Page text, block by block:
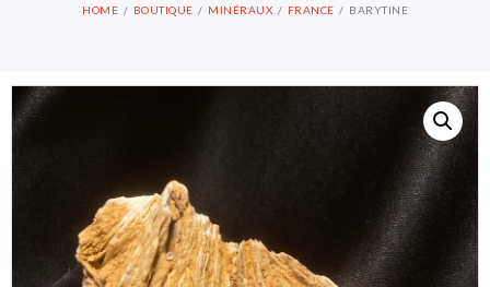
HOME BOUTIQUE MINÉRAUX FRANCE BARYTINE